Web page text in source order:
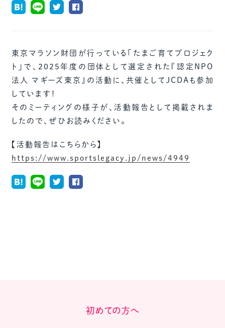
東京マラソン財団が行っている「たまご育てプロジェク
ト」で、2025年度の団体として選定された『認定NPO
法人 マギーズ東京』の活動に、共催としてJCDAも参加
しています！
そのミーティングの様子が、活動報告として掲載されま
したので、ぜひお読みください。
【活動報告はこちらから】
https://www.sportslegacy.jp/news/4949
初めての方へ